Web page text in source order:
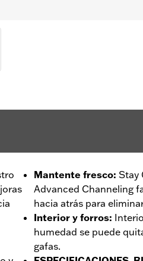
Mantente fresco: Stay
Advanced Channeling
hacia atrás para
Interior y forros:
humedad se puede
gafas.